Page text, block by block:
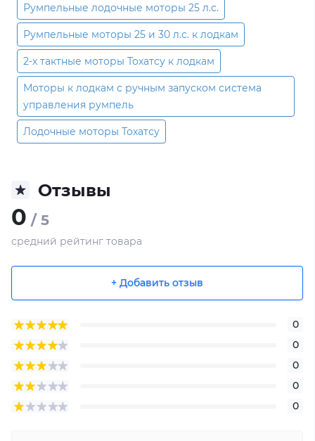
Румпельные лодочные моторы 25 л.с.
Румпельные моторы 25 и 30 л.с. к лодкам
2-х тактные моторы Тохатсу к лодкам
Моторы к лодкам с ручным запуском система
управления румпель
Лодочные моторы Тохатсу
Отзывы
0 / 5
средний рейтинг товара
+ Добавить отзыв
0
0
0
0
0